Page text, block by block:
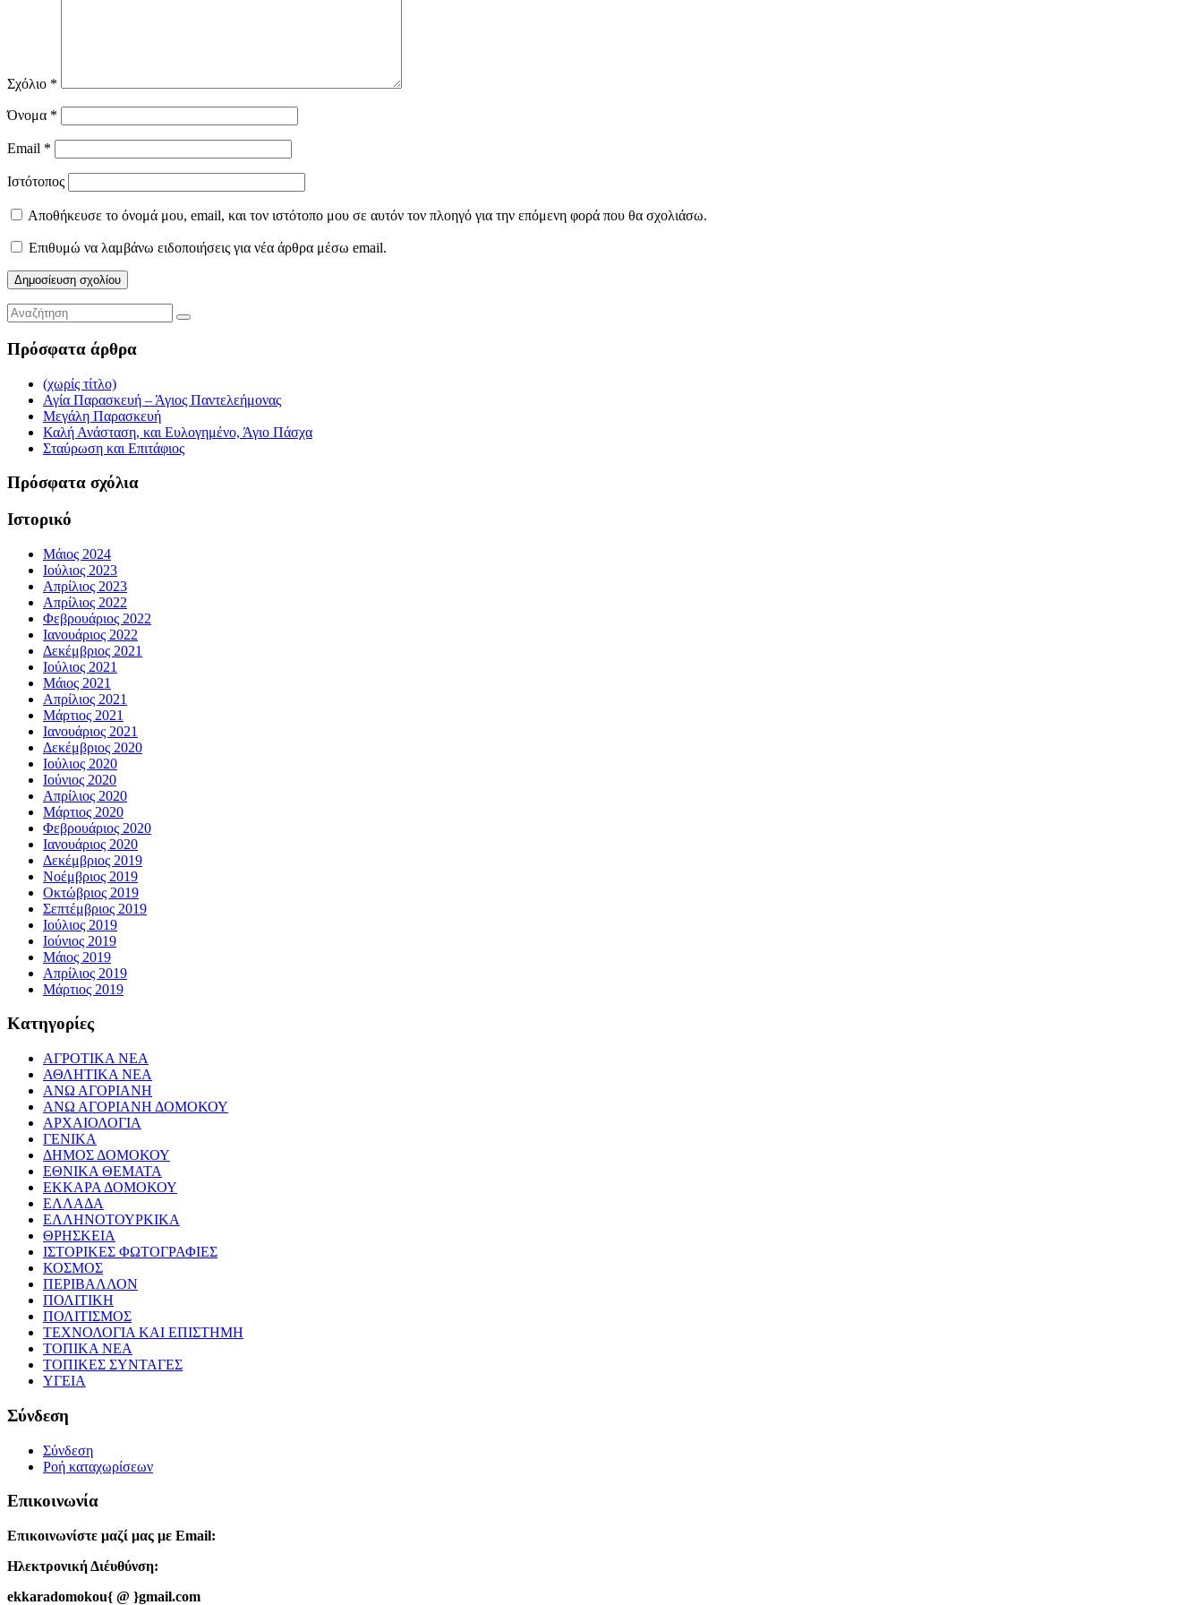
Σχόλιο *
Όνομα *
Email *
Ιστότοπος
Αποθήκευσε το όνομά μου, email, και τον ιστότοπο μου σε αυτόν τον πλοηγό για την επόμενη φορά που θα σχολιάσω.
Επιθυμώ να λαμβάνω ειδοποιήσεις για νέα άρθρα μέσω email.
Πρόσφατα άρθρα
(χωρίς τίτλο)
Αγία Παρασκευή – Άγιος Παντελεήμονας
Μεγάλη Παρασκευή
Καλή Ανάσταση, και Ευλογημένο, Άγιο Πάσχα
Σταύρωση και Επιτάφιος
Πρόσφατα σχόλια
Ιστορικό
Μάιος 2024
Ιούλιος 2023
Απρίλιος 2023
Απρίλιος 2022
Φεβρουάριος 2022
Ιανουάριος 2022
Δεκέμβριος 2021
Ιούλιος 2021
Μάιος 2021
Απρίλιος 2021
Μάρτιος 2021
Ιανουάριος 2021
Δεκέμβριος 2020
Ιούλιος 2020
Ιούνιος 2020
Απρίλιος 2020
Μάρτιος 2020
Φεβρουάριος 2020
Ιανουάριος 2020
Δεκέμβριος 2019
Νοέμβριος 2019
Οκτώβριος 2019
Σεπτέμβριος 2019
Ιούλιος 2019
Ιούνιος 2019
Μάιος 2019
Απρίλιος 2019
Μάρτιος 2019
Kατηγορίες
ΑΓΡΟΤΙΚΑ ΝΕΑ
ΑΘΛΗΤΙΚΑ ΝΕΑ
ΑΝΩ ΑΓΟΡΙΑΝΗ
ΑΝΩ ΑΓΟΡΙΑΝΗ ΔΟΜΟΚΟΥ
ΑΡΧΑΙΟΛΟΓΙΑ
ΓΕΝΙΚΑ
ΔΗΜΟΣ ΔΟΜΟΚΟΥ
ΕΘΝΙΚΑ ΘΕΜΑΤΑ
ΕΚΚΑΡΑ ΔΟΜΟΚΟΥ
ΕΛΛΑΔΑ
ΕΛΛΗΝΟΤΟΥΡΚΙΚΑ
ΘΡΗΣΚΕΙΑ
ΙΣΤΟΡΙΚΕΣ ΦΩΤΟΓΡΑΦΙΕΣ
ΚΟΣΜΟΣ
ΠΕΡΙΒΑΛΛΟΝ
ΠΟΛΙΤΙΚΗ
ΠΟΛΙΤΙΣΜΟΣ
ΤΕΧΝΟΛΟΓΙΑ ΚΑΙ ΕΠΙΣΤΗΜΗ
ΤΟΠΙΚΑ ΝΕΑ
ΤΟΠΙΚΕΣ ΣΥΝΤΑΓΕΣ
ΥΓΕΙΑ
Σύνδεση
Σύνδεση
Ροή καταχωρίσεων
Επικοινωνία
Επικοινωνίστε μαζί μας με Email:
Ηλεκτρονική Διέυθύνση:
ekkaradomokou{ @ }gmail.com